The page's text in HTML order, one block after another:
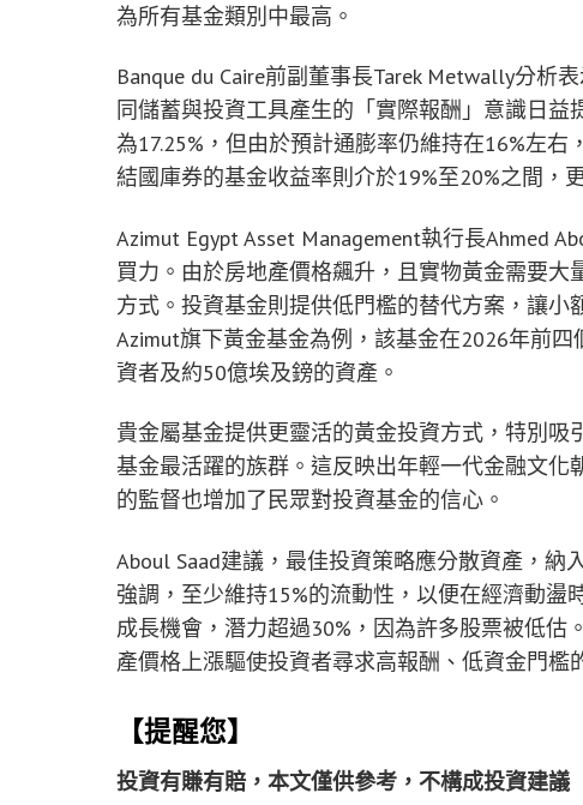
為所有基金類別中最高。
Banque du Caire前副董事長Tarek Metwally分析
同儲蓄與投資工具產生的「實際報酬」意識日
為17.25%，但由於預計通膨率仍維持在16%左
結國庫券的基金收益率則介於19%至20%之間，
Azimut Egypt Asset Management執行長Ahmed
買力。由於房地產價格飆升，且實物黃金需要
方式。投資基金則提供低門檻的替代方案，讓
Azimut旗下黃金基金為例，該基金在2026年前
資者及約50億埃及鎊的資產。
貴金屬基金提供更靈活的黃金投資方式，特別
基金最活躍的族群。這反映出年輕一代金融文
的監督也增加了民眾對投資基金的信心。
Aboul Saad建議，最佳投資策略應分散資產，
強調，至少維持15%的流動性，以便在經濟動盪
成長機會，潛力超過30%，因為許多股票被低估
產價格上漲驅使投資者尋求高報酬、低資金門檻
【提醒您】
投資有賺有賠，本文僅供參考，不構成投資建議